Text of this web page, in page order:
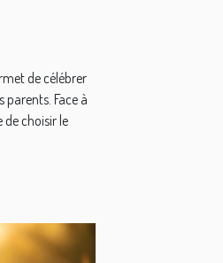
de célébrer
parents. Face à
de choisir le